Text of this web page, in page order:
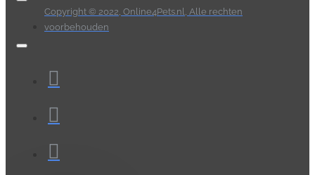
Copyright © 2022, Online4Pets.nl, Alle rechten
voorbehouden